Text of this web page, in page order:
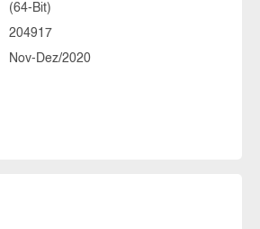
(64-Bit)
204917
Nov-Dez/2020